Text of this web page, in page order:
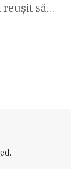
reușit să…